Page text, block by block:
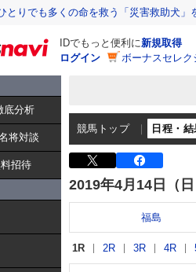
とりでも多くの命を救う「災害救助犬」
IDでもっと便利に新規取得
ログイン
ボーナスセレ
底分析
将対談
招待
競馬トップ 日程・結
2019年4月14日（日
福島
1R 2R 3R 4R